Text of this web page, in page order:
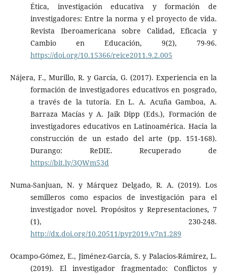
Ética, investigación educativa y formación de
investigadores: Entre la norma y el proyecto de vida.
Revista Iberoamericana sobre Calidad, Eficacia y
Cambio en Educación, 9(2), 79-96.
https://doi.org/10.15366/reice2011.9.2.005
Nájera, F., Murillo, R. y García, G. (2017). Experiencia en la
formación de investigadores educativos en posgrado,
a través de la tutoría. En L. A. Acuña Gamboa, A.
Barraza Macías y A. Jaik Dipp (Eds.), Formación de
investigadores educativos en Latinoamérica. Hacia la
construcción de un estado del arte (pp. 151-168).
Durango: ReDIE. Recuperado de
https://bit.ly/3QWm53d
Numa-Sanjuan, N. y Márquez Delgado, R. A. (2019). Los
semilleros como espacios de investigación para el
investigador novel. Propósitos y Representaciones, 7
(1), 230-248.
http://dx.doi.org/10.20511/pyr2019.v7n1.289
Ocampo-Gómez, E., Jiménez-García, S. y Palacios-Rámirez, L.
(2019). El investigador fragmentado: Conflictos y